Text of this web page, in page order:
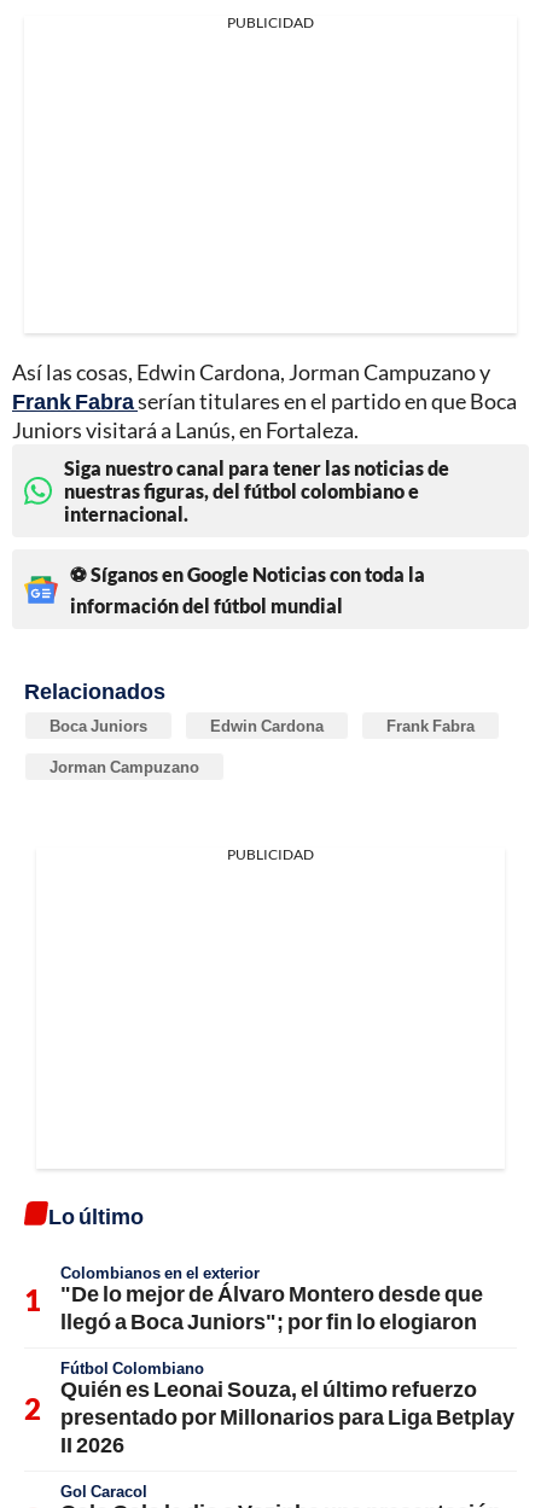
PUBLICIDAD
Así las cosas, Edwin Cardona, Jorman Campuzano y
Frank Fabraserían titulares en el partido en que Boca
Juniors visitará a Lanús, en Fortaleza.
Siga nuestro canal para tener las noticias de
nuestras figuras, del fútbol colombiano e
internacional.
⚽ Síganos en Google Noticias con toda la
información del fútbol mundial
Relacionados
Boca Juniors Edwin Cardona Frank Fabra
Jorman Campuzano
PUBLICIDAD
Lo último
Colombianos en el exterior
"De lo mejor de Álvaro Montero desde que
llegó a Boca Juniors"; por fin lo elogiaron
Fútbol Colombiano
Quién es Leonai Souza, el último refuerzo
presentado por Millonarios para Liga Betplay
II 2026
Gol Caracol